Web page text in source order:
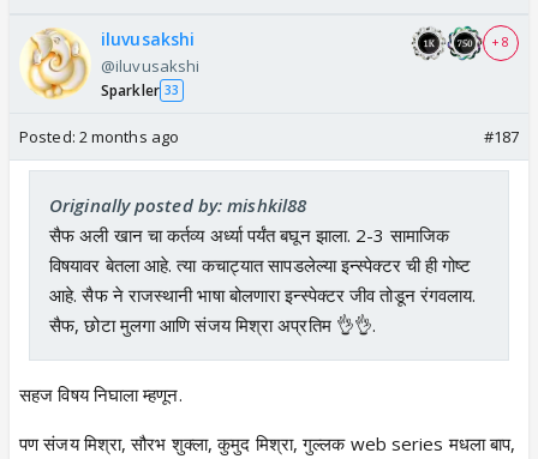
iluvusakshi
@iluvusakshi
Sparkler 33
+ 8
Posted: 2 months ago #187
Originally posted by: mishkil88
सैफ अली खान चा कर्तव्य अर्ध्या पर्यंत बघून झाला. 2-3 सामाजिक
विषयावर बेतला आहे. त्या कचाट्यात सापडलेल्या इन्स्पेक्टर ची ही गोष्ट
आहे. सैफ ने राजस्थानी भाषा बोलणारा इन्स्पेक्टर जीव तोडून रंगवलाय.
सैफ, छोटा मुलगा आणि संजय मिश्रा अप्रतिम 👌👌.
सहज विषय निघाला म्हणून.
पण संजय मिश्रा, सौरभ शुक्ला, कुमुद मिश्रा, गुल्लक web series मधला बाप,